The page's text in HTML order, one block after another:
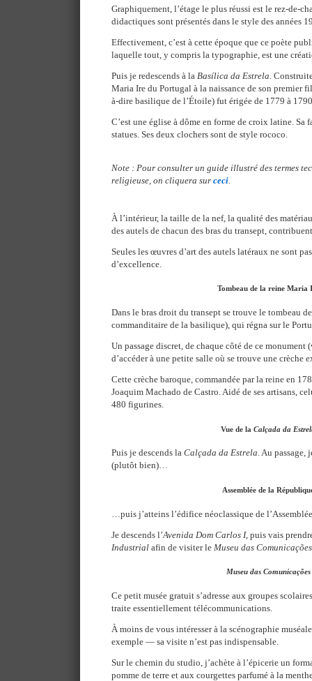
Graphiquement, l’étage le plus réussi est le rez-de-
didactiques sont présentés dans le style des années
Effectivement, c’est à cette époque que ce poète
laquelle tout, y compris la typographie, est une
Puis je redescends à la Basílica da Estrela .
Maria Ire du Portugal à la naissance de son premier
à-dire basilique de l’Étoile) fut érigée de 1779 à
C’est une église à dôme en forme de croix latine. Sa
statues. Ses deux clochers sont de style rococo.
Note : Pour consulter un guide illustré des termes
religieuse, on cliquera sur ceci
À l’intérieur, la taille de la nef, la qualité des
des autels de chacun des bras du transept,
Seules les œuvres d’art des autels latéraux ne sont
d’excellence.
Tombeau de la reine Maria
Dans le bras droit du transept se trouve le tombeau
commanditaire de la basilique), qui régna sur le
Un passage discret, de chaque côté de ce monument
d’accéder à une petite salle où se trouve une crèche
Cette crèche baroque, commandée par la reine en
Joaquim Machado de Castro. Aidé de ses artisans,
480 figurines.
Vue de la Calçada da
Puis je descends la Calçada da Estrela. Au passage,
(plutôt bien)…
Assemblée de la
…puis j’atteins l’édifice néoclassique de
Je descends l’Avenida Dom Carlos I, puis vais
Industrial afin de visiter le Museu das Comunicações
Museu das Comunicações
Ce petit musée gratuit s’adresse aux groupes
traite essentiellement télécommunications.
À moins de vous intéresser à la scénographie
exemple — sa visite n’est pas indispensable.
Sur le chemin du studio, j’achète à l’épicerie un
pomme de terre et aux courgettes parfumé à la